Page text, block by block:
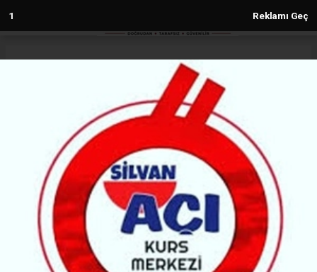
1 Reklamı Geç
Mustafa Fidan’dan Rahmi Koç’a
tepki
DIYARBAKIR
(MH) - MALABADİ HABER | 06.06.2026 - 17:33, Güncelleme: 06.06.2026 - 17:33
73043+ kez okundu.
Diyarbakır Organize Sanayi Bölgesi Yönetim Kurulu
Başkanı Mustafa Fidan, iş insanı Rahmi Koç’un Kürt